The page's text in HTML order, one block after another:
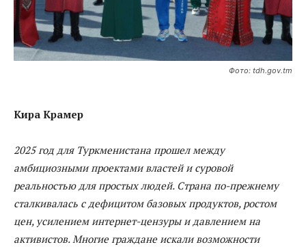
Фото: tdh.gov.tm
Кира Крамер
2025 год для Туркменистана прошел между
амбициозными проектамивластейи суровой
реальностью дляпростыхлюдей. Страна по-прежнему
сталкивалась с дефицитом базовых продуктов, ростом
цен, усилением интернет-цензуры и давлением на
активистов. Многие граждане искали возможности